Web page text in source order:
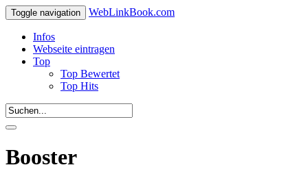
Toggle navigation WebLinkBook.com
Infos
Webseite eintragen
Top
Top Bewertet
Top Hits
Booster